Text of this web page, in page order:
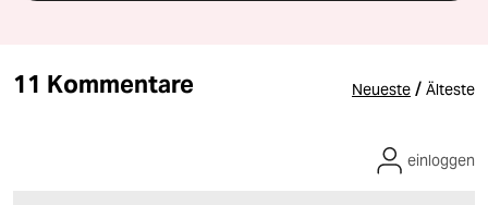
11 Kommentare Neueste / Älteste
einloggen